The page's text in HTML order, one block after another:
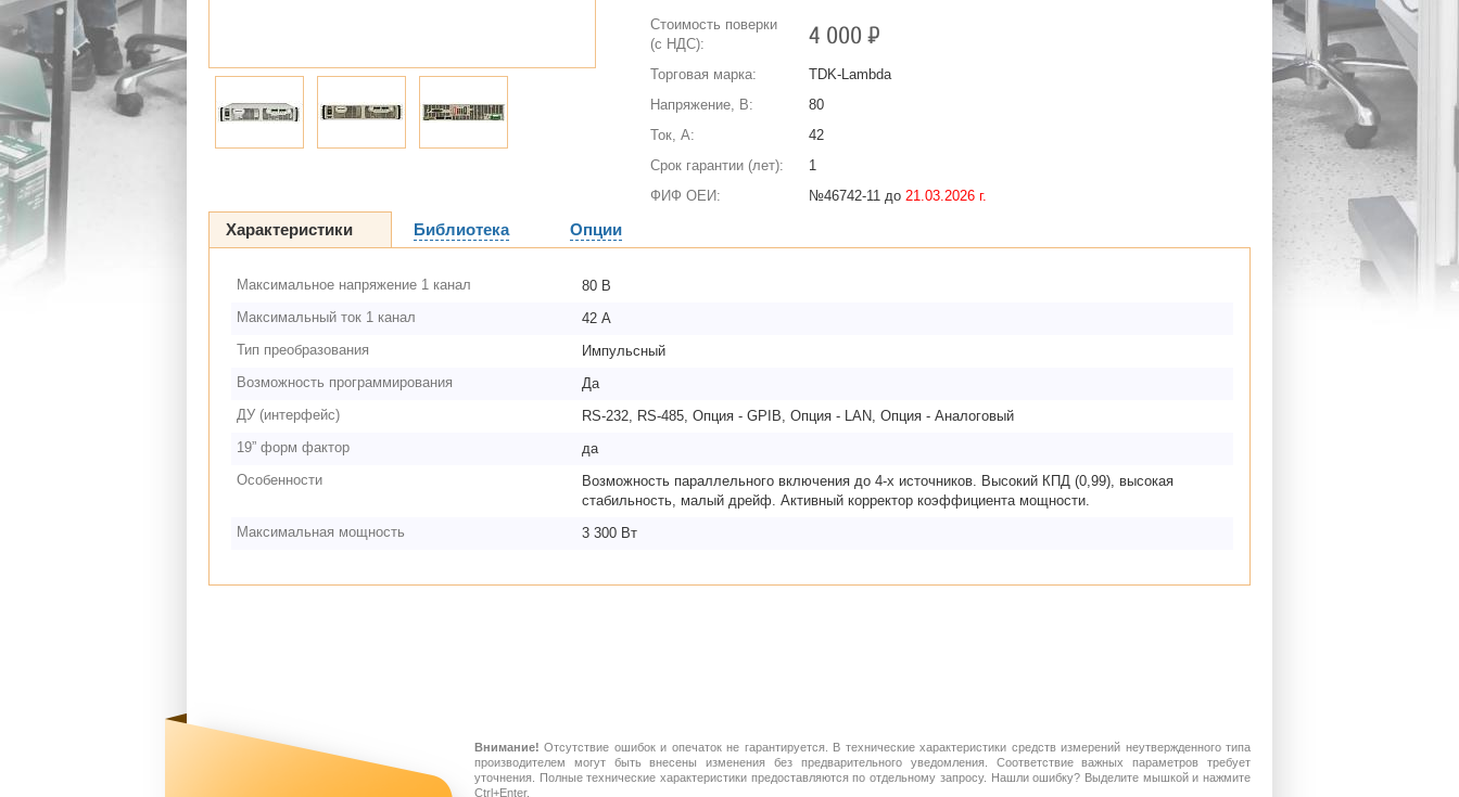
Стоимость поверки
(с НДС):
4 000Р
Торговая марка:
TDK-Lambda
Напряжение, В:
80
Ток, А:
42
Срок гарантии (лет):
1
ФИФ ОЕИ:
№46742-11 до 21.03.2026 г.
Характеристики Библиотека Опции
Максимальное напряжение 1 канал
80 В
Максимальный ток 1 канал
42 А
Тип преобразования
Импульсный
Возможность программирования
Да
ДУ (интерфейс)
RS-232, RS-485, Опция - GPIB, Опция - LAN, Опция - Аналоговый
19” форм фактор
да
Особенности
Возможность параллельного включения до 4-х источников. Высокий КПД (0,99), высокая
стабильность, малый дрейф. Активный корректор коэффициента мощности.
Максимальная мощность
3 300 Вт
Внимание! Отсутствие ошибок и опечаток не гарантируется. В технические характеристики средств измерений неутвержденного типа
производителем могут быть внесены изменения без предварительного уведомления. Соответствие важных параметров требует
уточнения. Полные технические характеристики предоставляются по отдельному запросу. Нашли ошибку? Выделите мышкой и нажмите
Ctrl+Enter.